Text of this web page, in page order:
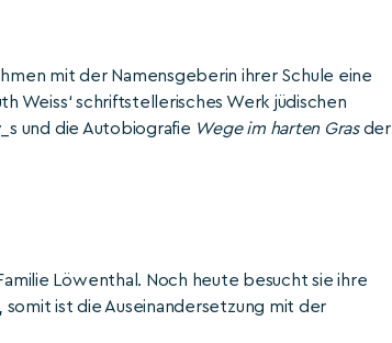
mit der Namensgeberin ihrer Schule eine
Weiss‘ schriftstellerisches Werk jüdischen
und die Autobiografie Wege im harten Grasder
Löwenthal. Noch heute besucht sie ihre
ist die Auseinandersetzung mit der